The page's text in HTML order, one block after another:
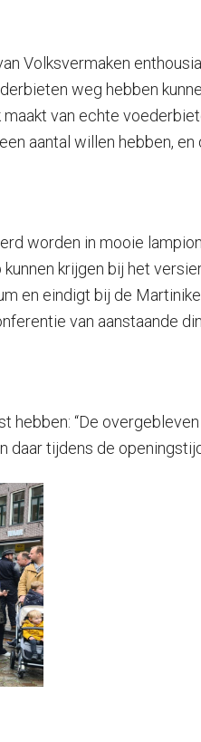
Volksvermaken
weg hebben
van echte
aantal willen hebben,
worden in mooie
krijgen bij het
en eindigt bij de
van aanstaande
“De
tijdens de